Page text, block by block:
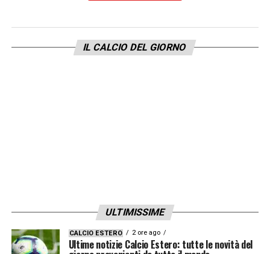
IL CALCIO DEL GIORNO
ULTIMISSIME
CALCIO ESTERO 2 ore ago
Ultime notizie Calcio Estero: tutte le novità del